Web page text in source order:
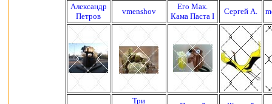
Александр
Петров
vmenshov
Его Мак.
Кама Паста I
Сергей А.
Три